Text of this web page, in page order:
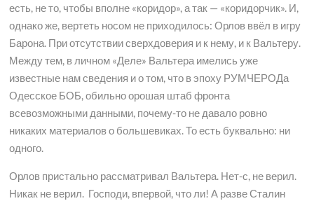
есть, не то, чтобы вполне «коридор», а так — «коридорчик». И,
однако же, вертеть носом не приходилось: Орлов ввёл в игру
Барона. При отсутствии сверхдоверия и к нему, и к Вальтеру.
Между тем, в личном «Деле» Вальтера имелись уже
известные нам сведения и о том, что в эпоху РУМЧЕРОДа
Одесское БОБ, обильно орошая штаб фронта
всевозможными данными, почему-то не давало ровно
никаких материалов о большевиках. То есть буквально: ни
одного.
Орлов пристально рассматривал Вальтера. Нет-с, не верил.
Никак не верил. Господи, впервой, что ли! А разве Сталин